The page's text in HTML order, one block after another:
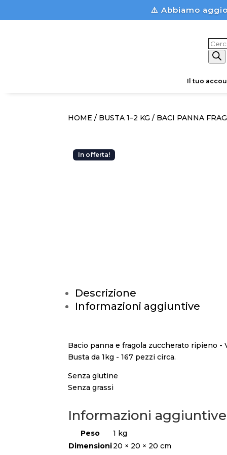
⚠️ Abbiamo
Il tuo
HOME / BUSTA 1–2 KG / BACI PANNA
In offerta!
Descrizione
Informazioni aggiuntive
Bacio panna e fragola zuccherato ripieno -
Busta da 1kg - 167 pezzi circa.
Senza glutine
Senza grassi
Informazioni aggiuntive
Peso
1 kg
Dimensioni20 × 20 × 20 cm